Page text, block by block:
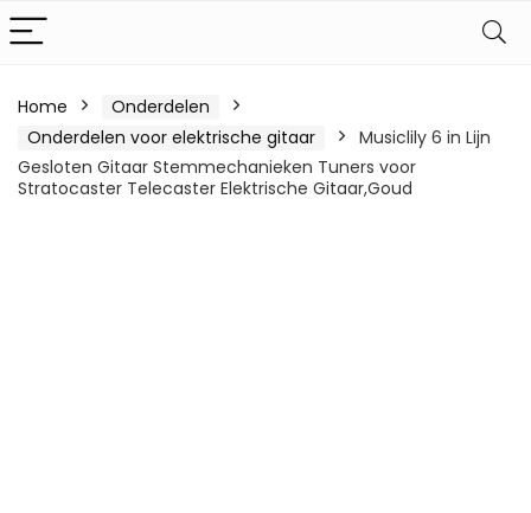
Home
Onderdelen
Onderdelen voor elektrische gitaar
Musiclily 6 in Lijn
Gesloten Gitaar Stemmechanieken Tuners voor
Stratocaster Telecaster Elektrische Gitaar,Goud